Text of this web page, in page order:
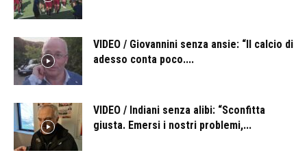
VIDEO / Giovannini senza ansie: “Il calcio di
adesso conta poco....
VIDEO / Indiani senza alibi: “Sconfitta
giusta. Emersi i nostri problemi,...